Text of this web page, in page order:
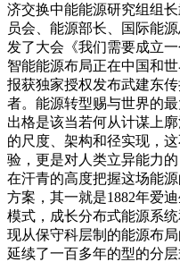
济交换中能能源研究组组
员会、能源部长、国际能
发了大会《我们需要成立
智能能源布局正在中国和
报获独家授权发布武建东
者。能源转型赐与世界的
出格是该当若何从计谋上
的尺度、架构和径实现，
验，更是对人类立异能力
在汗青的高度把握这场能
方案，其一就是1882年爱
模式，成长分布式能源系
现从保守科层制的能源布
延续了一百多年的型的分